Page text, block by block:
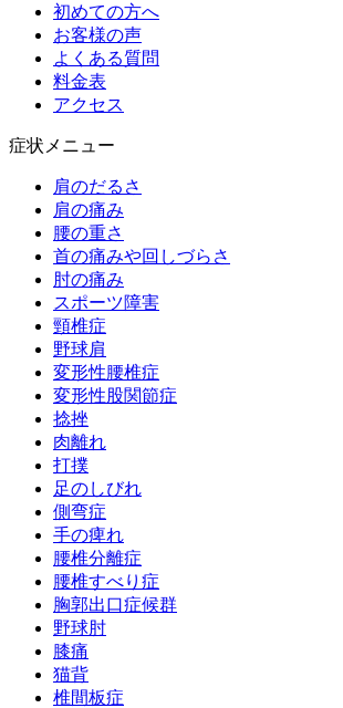
初めての方へ
お客様の声
よくある質問
料金表
アクセス
症状メニュー
肩のだるさ
肩の痛み
腰の重さ
首の痛みや回しづらさ
肘の痛み
スポーツ障害
頸椎症
野球肩
変形性腰椎症
変形性股関節症
捻挫
肉離れ
打撲
足のしびれ
側弯症
手の痺れ
腰椎分離症
腰椎すべり症
胸郭出口症候群
野球肘
膝痛
猫背
椎間板症